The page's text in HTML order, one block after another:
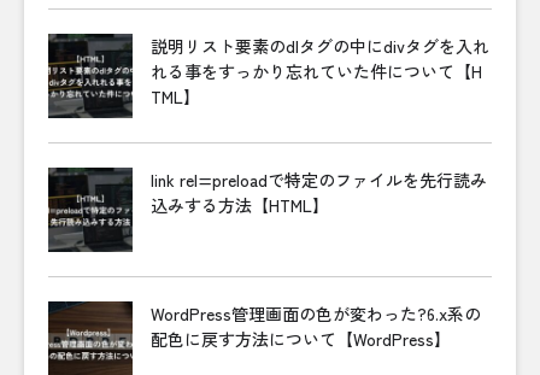
説明リスト要素のdlタグの中にdivタグを入れ
れる事をすっかり忘れていた件について【H
TML】
link rel=preloadで特定のファイルを先行読み
込みする方法【HTML】
WordPress管理画面の色が変わった?6.x系の
配色に戻す方法について【WordPress】